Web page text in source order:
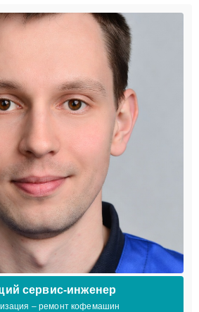
сервис-инженер
– ремонт кофемашин